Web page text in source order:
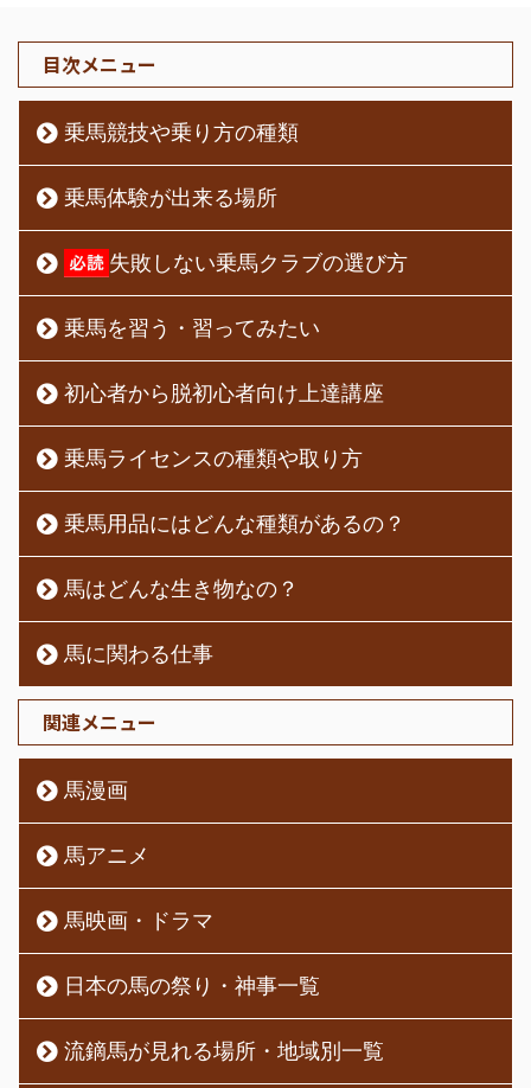
目次メニュー
乗馬競技や乗り方の種類
乗馬体験が出来る場所
失敗しない乗馬クラブの選び方
乗馬を習う・習ってみたい
初心者から脱初心者向け上達講座
乗馬ライセンスの種類や取り方
乗馬用品にはどんな種類があるの？
馬はどんな生き物なの？
馬に関わる仕事
関連メニュー
馬漫画
馬アニメ
馬映画・ドラマ
日本の馬の祭り・神事一覧
流鏑馬が見れる場所・地域別一覧